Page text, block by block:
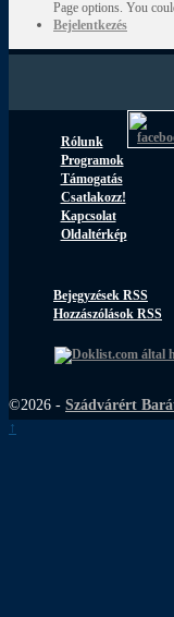
Page options. You
Bejelentkezés
Rólunk
Programok
Támogatás
Csatlakozz!
Kapcsolat
Oldaltérkép
Bejegyzések RSS
Hozzászólások RSS
©2026 - Szádvárért
↑